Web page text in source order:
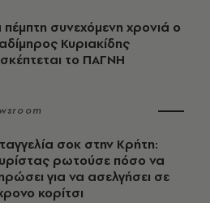
πέμπτη συνεχόμενη χρονιά ο
Κυριακίδης
το ΠΑΓΝΗ
σοκ στην Κρήτη:
ρωτούσε πόσο να
για να ασελγήσει σε
κορίτσι